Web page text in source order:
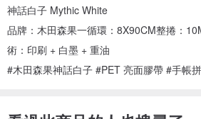
神話白子 Mythic White
品牌：木田森果一循環：8X90CM整捲：
術：印刷 + 白墨 + 重油
#木田森果神話白子 #PET 亮面膠帶 #手帳